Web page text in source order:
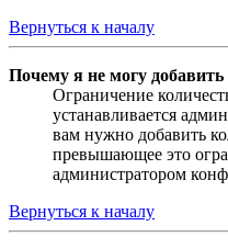
Вернуться к началу
Почему я не могу
Ограничение
устанавливается
вам нужно добавить
превышающее это
администратором
Вернуться к началу